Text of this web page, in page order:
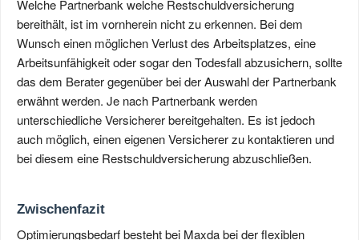
Welche Partnerbank welche Restschuldversicherung
bereithält, ist im vornherein nicht zu erkennen. Bei dem
Wunsch einen möglichen Verlust des Arbeitsplatzes, eine
Arbeitsunfähigkeit oder sogar den Todesfall abzusichern, sollte
das dem Berater gegenüber bei der Auswahl der Partnerbank
erwähnt werden. Je nach Partnerbank werden
unterschiedliche Versicherer bereitgehalten. Es ist jedoch
auch möglich, einen eigenen Versicherer zu kontaktieren und
bei diesem eine Restschuldversicherung abzuschließen.
Zwischenfazit
Optimierungsbedarf besteht bei Maxda bei der flexiblen